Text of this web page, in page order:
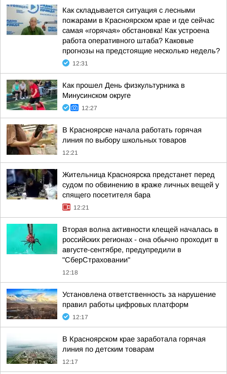
Как складывается ситуация с лесными
пожарами в Красноярском крае и где сейчас
самая «горячая» обстановка! Как устроена
работа оперативного штаба? Каковые
прогнозы на предстоящие несколько недель?
12:31
Как прошел День физкультурника в
Минусинском округе
12:27
В Красноярске начала работать горячая
линия по выбору школьных товаров
12:21
Жительница Красноярска предстанет перед
судом по обвинению в краже личных вещей у
спящего посетителя бара
12:21
Вторая волна активности клещей началась в
российских регионах - она обычно проходит в
августе-сентябре, предупредили в
"СберСтраховании"
12:18
Установлена ответственность за нарушение
правил работы цифровых платформ
12:17
В Красноярском крае заработала горячая
линия по детским товарам
12:17